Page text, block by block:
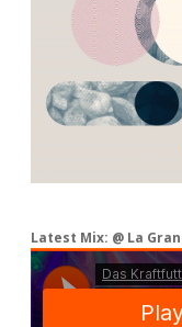
Latest Mix: @ La